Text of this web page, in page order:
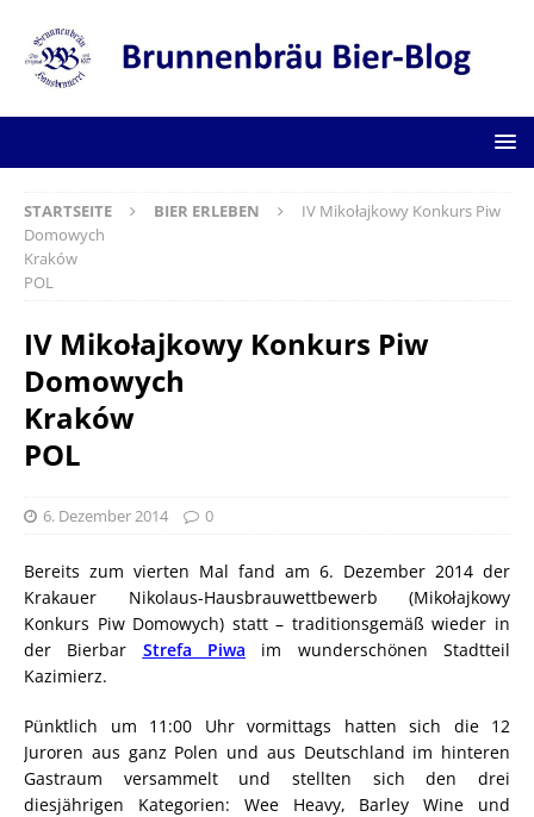
STARTSEITE BIER ERLEBEN
IV Mikołajkowy Konkurs Piw
Domowych
Kraków
POL
IV Mikołajkowy Konkurs Piw
Domowych
Kraków
POL
6. Dezember 2014 0
Bereits zum vierten Mal fand am 6. Dezember 2014 der
Krakauer Nikolaus-Hausbrauwettbewerb (Mikołajkowy
Konkurs Piw Domowych) statt – traditionsgemäß wieder in
der Bierbar Strefa Piwa im wunderschönen Stadtteil
Kazimierz.
Pünktlich um 11:00 Uhr vormittags hatten sich die 12
Juroren aus ganz Polen und aus Deutschland im hinteren
Gastraum versammelt und stellten sich den drei
diesjährigen Kategorien: Wee Heavy, Barley Wine und